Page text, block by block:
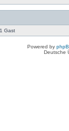
Gast
Powered by
Deutsche